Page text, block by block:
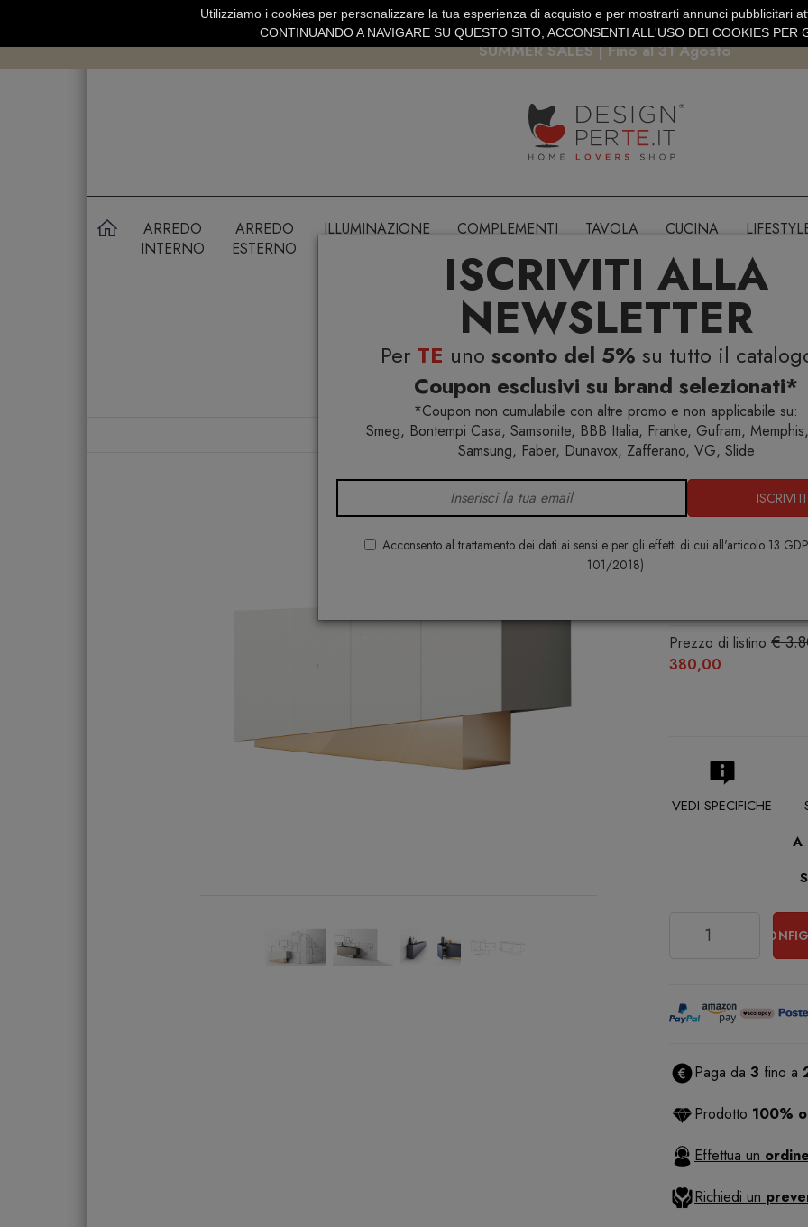
ISCRIVITI ALLA
NEWSLETTER
Per TE uno sconto del 5% su tutto il
Coupon esclusivi su brand selezionati*
*Coupon non cumulabile con altre promo e non applicabile su:
Smeg, Bontempi Casa, Samsonite, BBB Italia, Franke, Gufram,
Samsung, Faber, Dunavox, Zafferano, VG, Slide
ISCRIVITI
Acconsento al trattamento dei dati ai sensi e per gli effetti di cui all'articolo 13
101/2018)
SPEDIZIONE GRATUITA SOPRA 99 EURO PAGAMENTO SICURO PAYPAL · CARTA DI CREDITO
SUMMER SALES | Fino al 31 Agosto
ARREDO
INTERNO
ARREDO
ESTERNO
ILLUMINAZIONE COMPLEMENTI TAVOLA CUCINA
Home Arredo interno Mobili contenitori Extra Credenza
Extra
MINOTTIITALIA
Prezzo di listino €
380,00
VEDI SPECIFICHE
A
Paga da 3 fino a
Prodotto 100%
Effettua un
Richiedi un
Utilizziamo i cookies per personalizzare la tua esperienza di acquisto e per mostrarti annunci pubblicitari
CONTINUANDO A NAVIGARE SU QUESTO SITO, ACCONSENTI ALL'USO DEI COOKIES PER